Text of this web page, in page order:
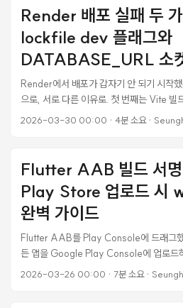
params가 아니라 **Rack 레벨의
두 객체는 완전히 별개다. ...
GitHub에서 34K 스타를 받은 오픈소스
치부터 190GB 정리까지의 실전 기록을
만 개발자 tw93이 만든 macOS 시스템
Go 21%로 작성됐고, MIT 라이선스다. ...
Render 배포 실패 두
lockfile dev 플래그와
DATABASE_URL 소
Render에서 배포가 갑자기 안 되기 시작
으로, 서로 다른 이유로. 첫 번째는 Vite 빌
러, 두 번째는 Rails 서버가 PostgreSQL에
to load config from /opt/render/
error during build: Error
Cannot find package 'vite-plugin-
vite.config.ts vite-plugin-ruby는 분명
dependencies에 들어있었다.
dependencies에. ...
2026-03-30 00:00 · 4분 소요·
Flutter AAB 빌드 서
Play Store 업로드 시
완벽 가이드
Flutter AAB를 Play Console에 드래그
든 앱을 Google Play Console에 업로
appbundle --release로 AAB 파일을 빌
2026-03-26 00:00 · 7분 소요·